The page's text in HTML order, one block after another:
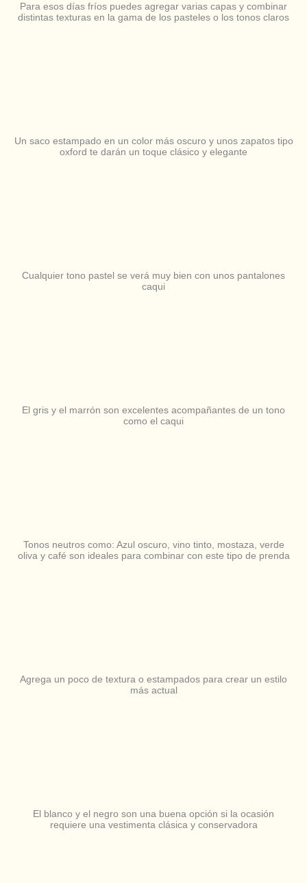
Para esos días fríos puedes agregar varias capas y combinar
distintas texturas en la gama de los pasteles o los tonos claros
Un saco estampado en un color más oscuro y unos zapatos tipo
oxford te darán un toque clásico y elegante
Cualquier tono pastel se verá muy bien con unos pantalones
caqui
El gris y el marrón son excelentes acompañantes de un tono
como el caqui
Tonos neutros como: Azul oscuro, vino tinto, mostaza, verde
oliva y café son ideales para combinar con este tipo de prenda
Agrega un poco de textura o estampados para crear un estilo
más actual
El blanco y el negro son una buena opción si la ocasión
requiere una vestimenta clásica y conservadora